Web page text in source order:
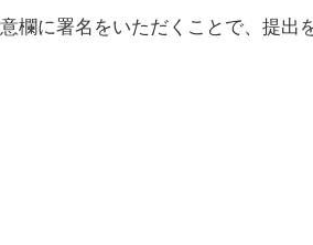
に署名をいただくことで、提出